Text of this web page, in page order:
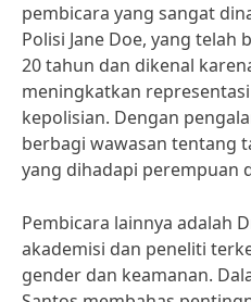
pembicara yang sangat
Polisi Jane Doe, yang
20 tahun dan dikenal
meningkatkan
kepolisian. Dengan
berbagi wawasan tentang
yang dihadapi perempuan
Pembicara lainnya adalah
akademisi dan peneliti
gender dan keamanan.